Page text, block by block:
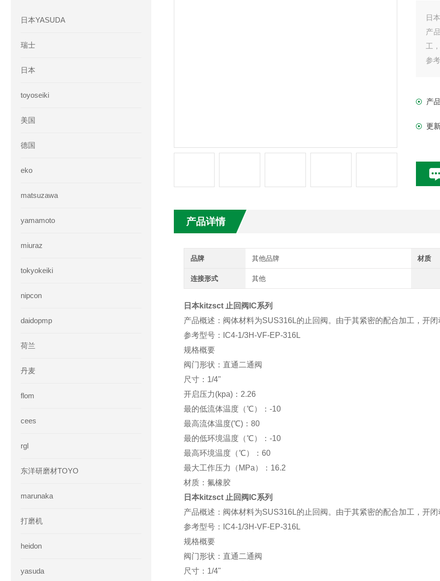
日本YASUDA
瑞士
日本
toyoseiki
美国
德国
eko
matsuzawa
yamamoto
miuraz
tokyokeiki
nipcon
daidopmp
荷兰
丹麦
flom
cees
rgl
东洋研磨材TOYO
marunaka
打磨机
heidon
yasuda
日
产
工
参
尺
最
最
最
最
产
更
产品详情
品牌 其他品牌 材质
连接形式 其他
日本kitzsct 止回阀 IC系列
产品概述：阀体材料为SUS316L的止回阀。由于其紧密的配合加工，开闭
参考型号：IC4-1/3H-VF-EP-316L
规格概要
阀门形状：直通二通阀
尺寸：1/4"
开启压力(kpa)：2.26
最的低流体温度（℃）：-10
最高流体温度(℃)：80
最的低环境温度（℃）：-10
最高环境温度（℃）：60
最大工作压力（MPa）：16.2
材质：氟橡胶
日本kitzsct 止回阀 IC系列
产品概述：阀体材料为SUS316L的止回阀。由于其紧密的配合加工，开闭
参考型号：IC4-1/3H-VF-EP-316L
规格概要
阀门形状：直通二通阀
尺寸：1/4"